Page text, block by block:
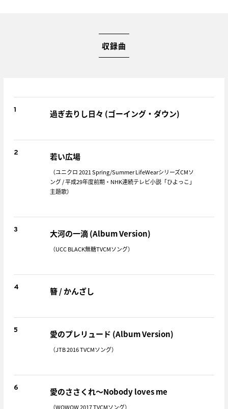
収録曲
1 過ぎ去りし日々 (ゴーイング・ダウン)
2 若い広場
（ユニクロ 2021 Spring/Summer LifeWearシリーズCMソ
ング / 平成29年度前期・NHK連続テレビ小説「ひよっこ」
主題歌）
3 大河の一滴 (Album Version)
（UCC BLACK無糖TVCMソング）
4 簪 / かんざし
5 愛のプレリュード (Album Version)
（JTB 2016 TVCMソング）
6 愛のささくれ～Nobody loves me
（WOWOW 2017 TVCMソング）